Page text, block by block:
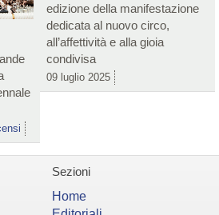
edizione della manifestazione
dedicata al nuovo circo,
all’affettività e alla gioia
condivisa
09 luglio 2025
Sezioni
Home